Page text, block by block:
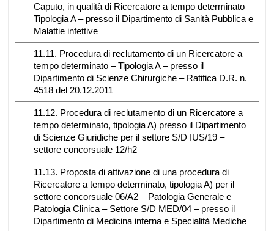
Caputo, in qualità di Ricercatore a tempo determinato –
Tipologia A – presso il Dipartimento di Sanità Pubblica e
Malattie infettive
11.11. Procedura di reclutamento di un Ricercatore a
tempo determinato – Tipologia A – presso il
Dipartimento di Scienze Chirurgiche – Ratifica D.R. n.
4518 del 20.12.2011
11.12. Procedura di reclutamento di un Ricercatore a
tempo determinato, tipologia A) presso il Dipartimento
di Scienze Giuridiche per il settore S/D IUS/19 –
settore concorsuale 12/h2
11.13. Proposta di attivazione di una procedura di
Ricercatore a tempo determinato, tipologia A) per il
settore concorsuale 06/A2 – Patologia Generale e
Patologia Clinica – Settore S/D MED/04 – presso il
Dipartimento di Medicina interna e Specialità Mediche